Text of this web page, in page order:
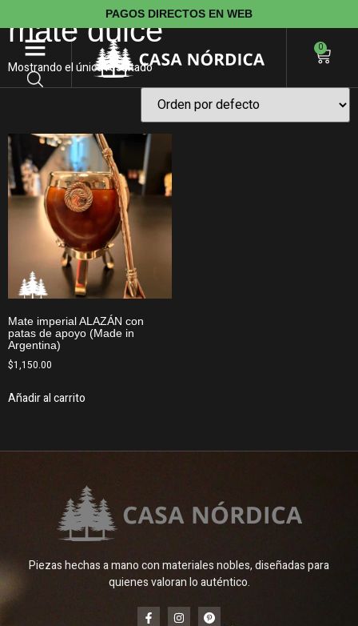
PAGOS DIRECTOS EN WEB
0
mate dulce
Mostrando el único resultado
Mate imperial ALAZÁN con
patas de apoyo (Made in
Argentina)
$1,150.00
Añadir al carrito
Piezas hechas a mano con materiales nobles, diseñadas para
quienes valoran lo auténtico.